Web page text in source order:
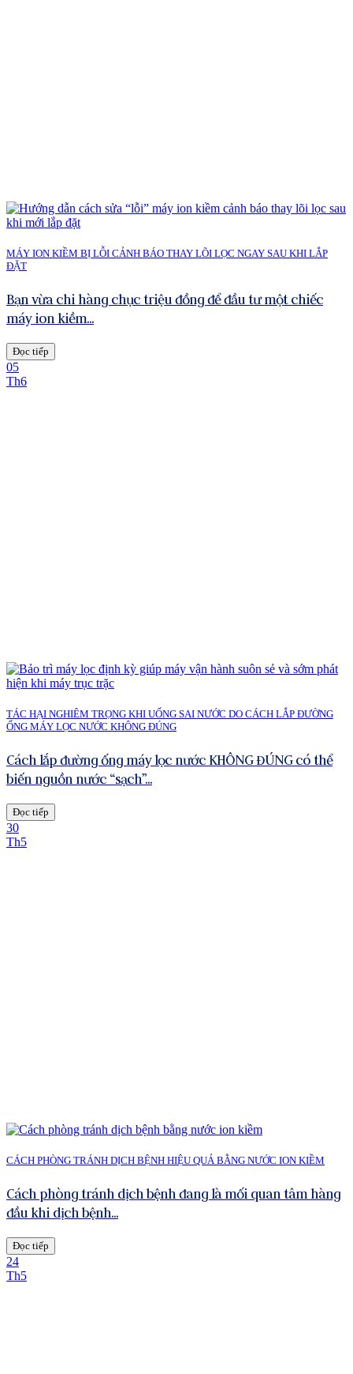
MÁY ION KIỀM BỊ LỖI CẢNH BÁO THAY LÕI LỌC NGAY SAU KHI LẮP
ĐẶT
Bạn vừa chi hàng chục triệu đồng để đầu tư một chiếc
máy ion kiềm...
Đọc tiếp
05
Th6
TÁC HẠI NGHIÊM TRỌNG KHI UỐNG SAI NƯỚC DO CÁCH LẮP ĐƯỜNG
ỐNG MÁY LỌC NƯỚC KHÔNG ĐÚNG
Cách lắp đường ống máy lọc nước KHÔNG ĐÚNG có thể
biến nguồn nước “sạch”...
Đọc tiếp
30
Th5
CÁCH PHÒNG TRÁNH DỊCH BỆNH HIỆU QUẢ BẰNG NƯỚC ION KIỀM
Cách phòng tránh dịch bệnh đang là mối quan tâm hàng
đầu khi dịch bệnh...
Đọc tiếp
24
Th5